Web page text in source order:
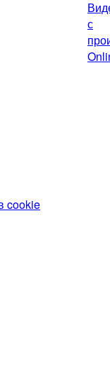
cookie